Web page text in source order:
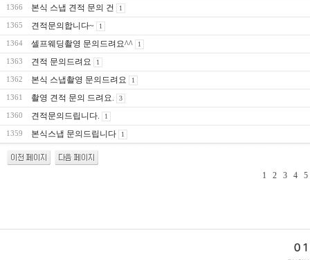
1366 본식 스냅 견적 문의 건 1
1365 견적문의합니다~ 1
1364 셀프웨딩촬영 문의드려요^^ 1
1363 견적 문의드려요 1
1362 본식 스냅촬영 문의드려요 1
1361 촬영 견적 문의 드려요. 3
1360 견적문의드립니다. 1
1359 본식스냅 문의드립니다 1
1 2 3 4